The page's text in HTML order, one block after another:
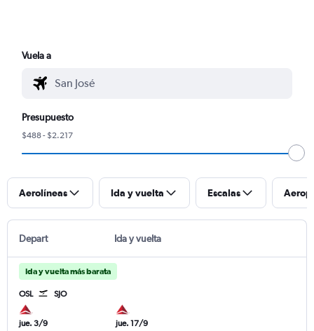
Vuela a
Presupuesto
$488 - $2.217
Aerolíneas Ida y vuelta Escalas
Depart Ida y vuelta
Ida y vuelta más barata
OSL SJO
jue. 3/9
jue. 17/9